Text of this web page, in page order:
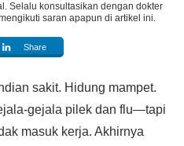
Selalu konsultasikan dengan dokter
saran apapun di artikel ini.
Share
sakit. Hidung mampet.
gejala pilek dan flu—tapi
masuk kerja. Akhirnya